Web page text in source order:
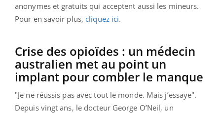
anonymes et gratuits qui acceptent aussi les mineurs.
Pour en savoir plus, cliquez ici.
Crise des opioïdes : un médecin
australien met au point un
implant pour combler le manque
"Je ne réussis pas avec tout le monde. Mais j’essaye".
Depuis vingt ans, le docteur George O’Neil, un